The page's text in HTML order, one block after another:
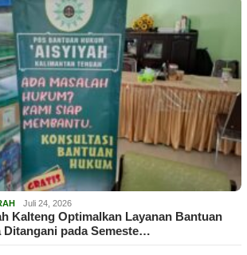
Juli 24, 2026
Kalteng Optimalkan Layanan Bantuan
Ditangani pada Semeste…